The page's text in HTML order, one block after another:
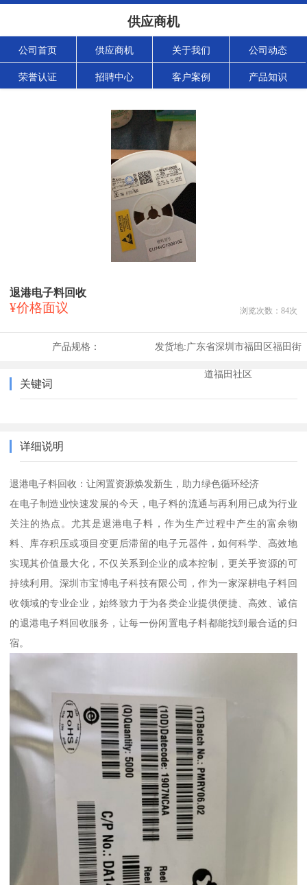
供应商机
公司首页 供应商机 关于我们 公司动态
荣誉认证 招聘中心 客户案例 产品知识
退港电子料回收
¥价格面议 浏览次数： 84次
产品规格： 发货地:广东省深圳市福田区福田街
道福田社区
关键词
详细说明
退港电子料回收：让闲置资源焕发新生，助力绿色循环经济
在电子制造业快速发展的今天，电子料的流通与再利用已成为行业
关注的热点。尤其是退港电子料，作为生产过程中产生的富余物
料、库存积压或项目变更后滞留的电子元器件，如何科学、高效地
实现其价值最大化，不仅关系到企业的成本控制，更关乎资源的可
持续利用。深圳市宝博电子科技有限公司，作为一家深耕电子料回
收领域的专业企业，始终致力于为各类企业提供便捷、高效、诚信
的退港电子料回收服务，让每一份闲置电子料都能找到最合适的归
宿。